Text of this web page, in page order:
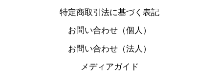
特定商取引法に基づく表記
お問い合わせ（個人）
お問い合わせ（法人）
メディアガイド